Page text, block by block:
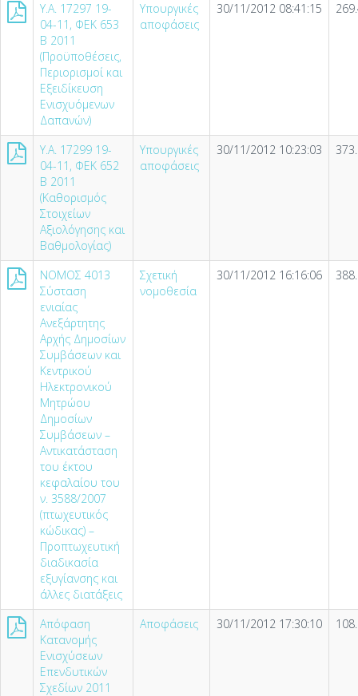
Υ.Α. 17297 19-
04-11, ΦΕΚ 653
Β 2011
(Προϋποθέσεις,
Περιορισμοί και
Εξειδίκευση
Ενισχυόμενων
Δαπανών)
Υπουργικές
αποφάσεις
30/11/2012 08:41:15
Υ.Α. 17299 19-
04-11, ΦΕΚ 652
Β 2011
(Καθορισμός
Στοιχείων
Αξιολόγησης και
Βαθμολογίας)
Υπουργικές
αποφάσεις
30/11/2012 10:23:03
NOMOΣ 4013
Σύσταση
ενιαίας
Ανεξάρτητης
Αρχής Δημοσίων
Συμβάσεων και
Κεντρικού
Ηλεκτρονικού
Μητρώου
Δημοσίων
Συμβάσεων –
Αντικατάσταση
του έκτου
κεφαλαίου του
ν. 3588/2007
(πτωχευτικός
κώδικας) –
Προπτωχευτική
διαδικασία
εξυγίανσης και
άλλες διατάξεις
Σχετική
νομοθεσία
30/11/2012 16:16:06
Απόφαση
Κατανομής
Ενισχύσεων
Επενδυτικών
Σχεδίων 2011
Αποφάσεις 30/11/2012 17:30:10